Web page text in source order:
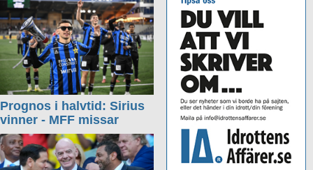
Prognos i halvtid: Sirius
vinner - MFF missar